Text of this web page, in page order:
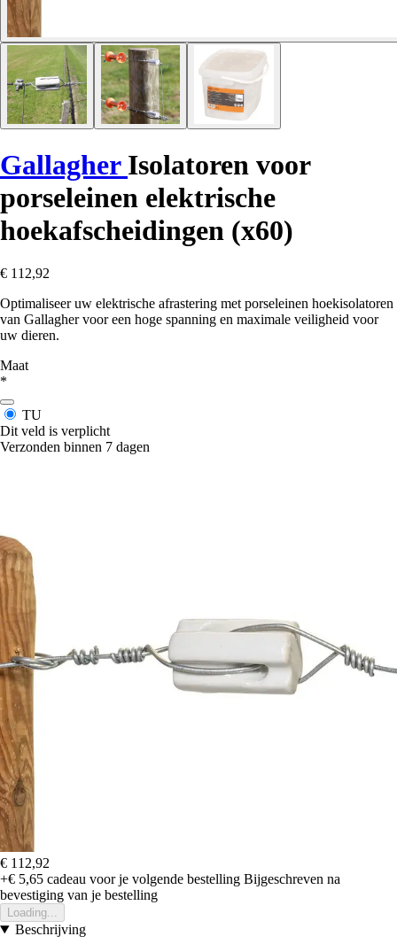
Gallagher Isolatoren voor
porseleinen elektrische
hoekafscheidingen (x60)
€ 112,92
Optimaliseer uw elektrische afrastering met porseleinen hoekisolatoren
van Gallagher voor een hoge spanning en maximale veiligheid voor
uw dieren.
Maat
*
TU
Dit veld is verplicht
Verzonden binnen 7 dagen
€ 112,92
+€ 5,65 cadeau voor je volgende bestelling Bijgeschreven na
bevestiging van je bestelling
Loading...
Beschrijving